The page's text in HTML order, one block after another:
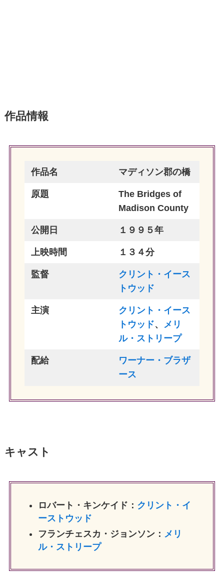
作品情報
作品名 マディソン郡の橋
原題
The Bridges of
Madison County
公開日 １９９５年
上映時間 １３４分
監督
クリント・イース
トウッド
主演
クリント・イース
トウッド、 メリ
ル・ストリープ
配給
ワーナー・ブラザ
ース
キャスト
ロバート・キンケイド： クリント・イ
ーストウッド
フランチェスカ・ジョンソン： メリ
ル・ストリープ